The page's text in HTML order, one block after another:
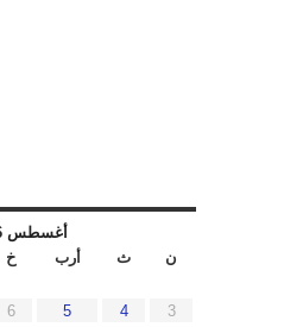
أغسطس 2026
ن
ث أرب خ
3
4
5
6